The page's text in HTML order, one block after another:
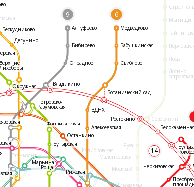
Мытищи
Лось
Лосино-
островская
Северянин
Яуза
Маленковская
Москва-3
Николаевка
Калибровская
Станколит
14
9 6
Останкино
Медведково
Бабушкинская
Свиблово
ВДНХ
Алексеевская
Рижская
Окружная
Дегунино
Бескудниково
Верхние
Марьина
Роща
Фонвизинская
Бутырская
Петровско-
Разумовская
Бибирево
Отрадное
Владыкино
Ботанический сад
Алтуфьево
Ростокино
Черкизовская
площадь